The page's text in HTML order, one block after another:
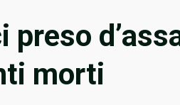
preso
morti